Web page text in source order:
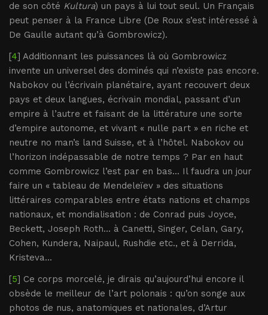
de son côté Kultura) un pays à lui tout seul. Un Français
peut penser à la France Libre (De Roux s’est intéressé à
De Gaulle autant qu’à Gombrowicz).
[4] Additionnant les puissances là où Gombrowicz
invente un universel des dominés qui n’existe pas encore.
Nabokov ou l’écrivain planétaire, ayant recouvert deux
pays et deux langues, écrivain mondial, passant d’un
empire à l’autre et faisant de la littérature une sorte
d’empire autonome, et vivant « nulle part » en riche et
neutre no man’s land Suisse, et à l’hôtel. Nabokov ou
l’horizon indépassable de notre temps ? Par en haut
comme Gombrowicz l’est par en bas... Il faudra un jour
faire un « tableau de Mendeleïev » des situations
littéraires comparables entre états nations et champs
nationaux, et mondialisation : de Conrad puis Joyce,
Beckett, Joseph Roth... à Canetti, Singer, Celan, Gary,
Cohen, Kundera, Naipaul, Rushdie etc., et à Derrida,
Kristeva...
[5] Ce corps morcelé, je dirais qu’aujourd’hui encore il
obsède le meilleur de l’art polonais : qu’on songe aux
photos de nus, anatomiques et nationales, d’Artur